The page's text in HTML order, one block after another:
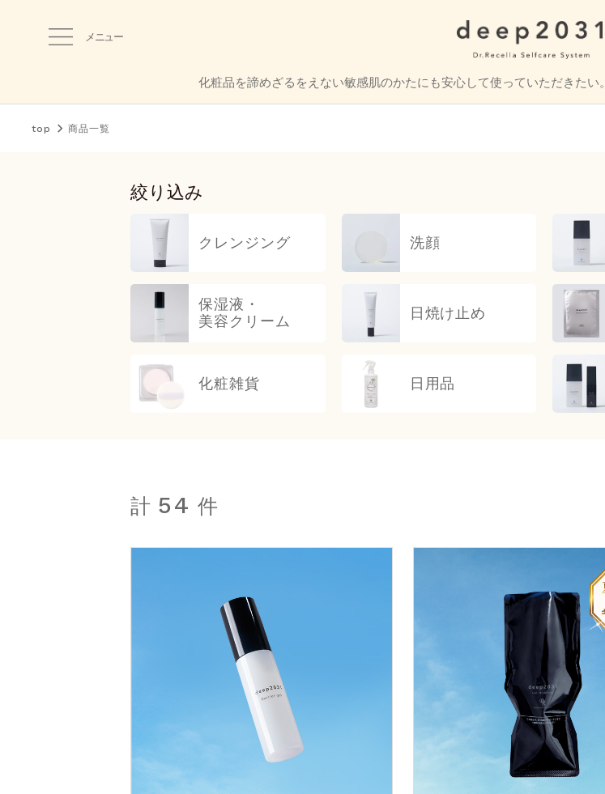
メニュー
化粧品を諦めざるをえない敏感肌のかたにも安心して使っていただきたい。
top 商品一覧
絞り込み
クレンジング 洗顔
保湿液・
美容クリーム
日焼け止め
化粧雑貨 日用品
計 54 件